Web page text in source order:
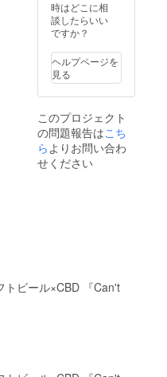
さい。
時はどこに相
談したらいい
ですか？
ヘルプページを
見る
このプロジェクト
の問題報告はこち
ら よりお問い合わ
せください
トビール×CBD 『Can't